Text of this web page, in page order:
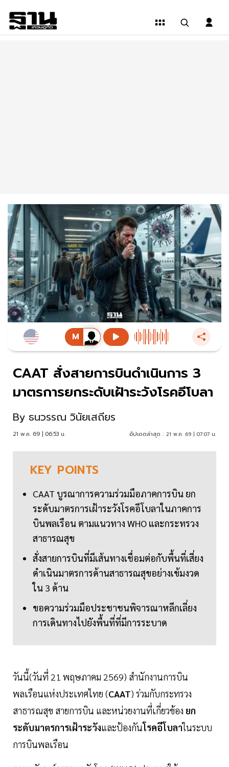
CAAT สั่งสายการบินดำเนินการ 3
มาตรการยกระดับเฝ้าระวังโรคอีโบลา
By ธนวรรณ วินัยเสถียร
21 พ.ค. 69 | 06:53 น. อัปเดตล่าสุด : 21 พ.ค. 69 | 07:07 น.
KEY POINTS
CAAT บูรณาการความร่วมมือภาคการบิน ยก
ระดับมาตรการเฝ้าระวังโรคอีโบลาในภาคการ
บินพลเรือน ตามแนวทาง WHO และกระทรวง
สาธารณสุข
สั่งสายการบินที่มีเส้นทางเชื่อมต่อกับพื้นที่เสี่ยง
ดำเนินมาตรการด้านสาธารณสุขอย่างเข้มงวด
ใน 3 ด้าน
ขอความร่วมมือประชาชนพิจารณาหลีกเลี่ยง
การเดินทางไปยังพื้นที่ที่มีการระบาด
วันนี้(วันที่ 21 พฤษภาคม 2569) สำนักงานการบิน
พลเรือนแห่งประเทศไทย (CAAT) ร่วมกับกระทรวง
สาธารณสุข สายการบิน และหน่วยงานที่เกี่ยวข้อง ยก
ระดับมาตรการเฝ้าระวังและป้องกันโรคอีโบลาในระบบ
การบินพลเรือน